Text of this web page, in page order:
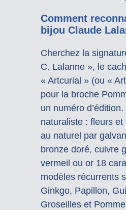
Comment
bijou Claude
Cherchez la
C. Lalanne », le
« Artcurial » (ou «
pour la broche
un numéro
naturaliste : fleurs
au naturel par
bronze doré, cuivre
vermeil ou or 18
modèles récurrents
Ginkgo, Papillon,
Groseilles et